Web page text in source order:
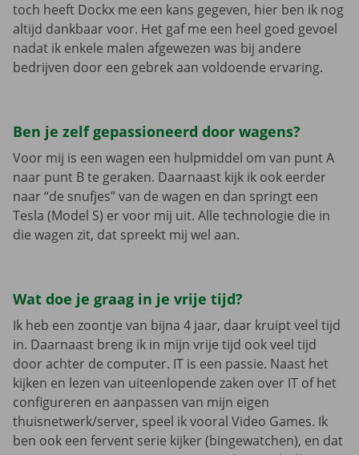
toch heeft Dockx me een kans gegeven, hier ben ik nog
altijd dankbaar voor. Het gaf me een heel goed gevoel
nadat ik enkele malen afgewezen was bij andere
bedrijven door een gebrek aan voldoende ervaring.
Ben je zelf gepassioneerd door wagens?
Voor mij is een wagen een hulpmiddel om van punt A
naar punt B te geraken. Daarnaast kijk ik ook eerder
naar “de snufjes” van de wagen en dan springt een
Tesla (Model S) er voor mij uit. Alle technologie die in
die wagen zit, dat spreekt mij wel aan.
Wat doe je graag in je vrije tijd?
Ik heb een zoontje van bijna 4 jaar, daar kruipt veel tijd
in. Daarnaast breng ik in mijn vrije tijd ook veel tijd
door achter de computer. IT is een passie. Naast het
kijken en lezen van uiteenlopende zaken over IT of het
configureren en aanpassen van mijn eigen
thuisnetwerk/server, speel ik vooral Video Games. Ik
ben ook een fervent serie kijker (bingewatchen), en dat